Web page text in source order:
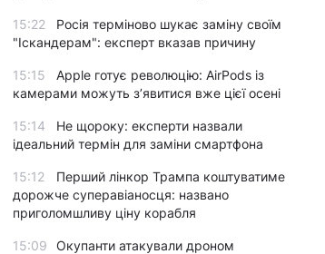
Понад 70% опитаних
американців
підтримують
закриття неба над Україною – Reuters
15:22
Росія терміново шукає заміну своїм
"Іскандерам": експерт вказав причину
15:15
Apple готує революцію: AirPods із
камерами можуть з’явитися вже цієї осені
15:14
Не щороку: експерти назвали
ідеальний термін для заміни смартфона
15:12
Перший лінкор Трампа коштуватиме
дорожче суперавіаносця: названо
приголомшливу ціну корабля
15:09
Окупанти атакували дроном